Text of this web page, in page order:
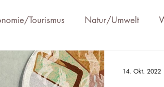
Tourismus Natur/Umwelt
14. Okt. 2022